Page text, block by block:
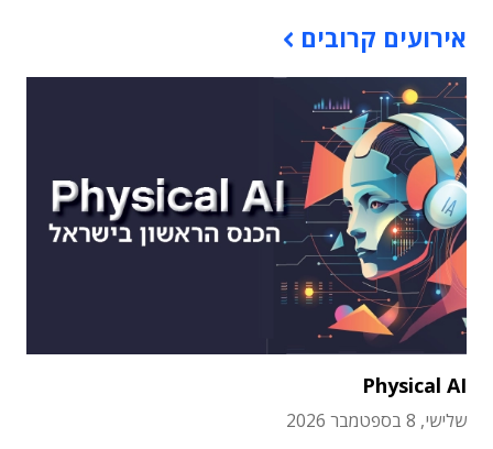
אירועים קרובים
Physical AI
שלישי, 8 בספטמבר 2026